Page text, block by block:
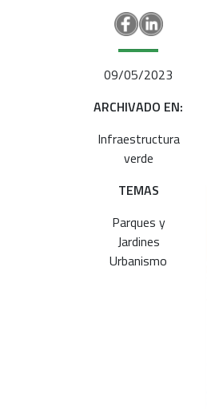
09/05/2023
ARCHIVADO EN:
Infraestructura
verde
TEMAS
Parques y
Jardines
Urbanismo